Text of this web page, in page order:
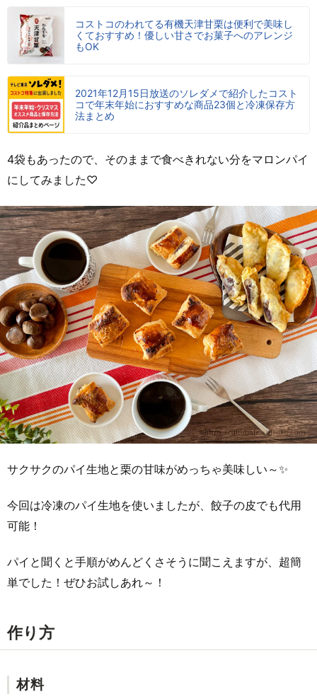
コストコのわれてる有機天津甘栗は便利で美味し
くておすすめ！優しい甘さでお菓子へのアレンジ
もOK
2021年12月15日放送のソレダメで紹介したコスト
コで年末年始におすすめな商品23個と冷凍保存方
法まとめ
4袋もあったので、そのままで食べきれない分をマロンパイ
にしてみました♡
サクサクのパイ生地と栗の甘味がめっちゃ美味しい～✨
今回は冷凍のパイ生地を使いましたが、餃子の皮でも代用
可能！
パイと聞くと手順がめんどくさそうに聞こえますが、超簡
単でした！ぜひお試しあれ～！
作り方
材料